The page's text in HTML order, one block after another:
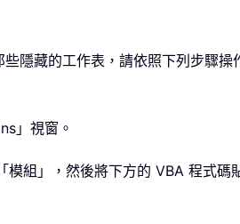
隱藏的工作表，請依照下列步驟
」視窗。
組」，然後將下方的 VBA 程式碼